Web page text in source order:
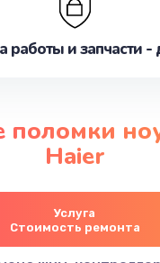
работы и запчасти -
поломки
Haier
Услуга
Стоимость ремонта